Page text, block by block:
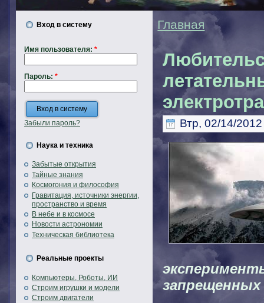
Вход в систему
Имя пользователя: *
Пароль: *
Забыли пароль?
Наука и техника
Забытые открытия
Тайные знания
Космогония и философия
Гравитация, источники энергии,
пространство и время
В небе и в космосе
Новости астрономии
Техническая библиотека
Реальные проекты
Компьютеры, Роботы, ИИ
Строим игрушки и модели
Строим двигатели
Главная
Втр, 02/14/